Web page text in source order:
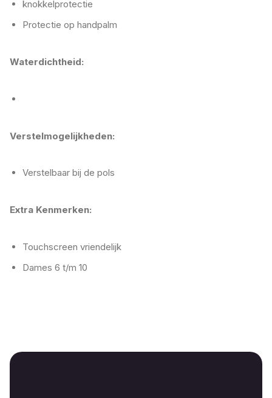
knokkelprotectie
Protectie op handpalm
Waterdichtheid:
Verstelmogelijkheden:
Verstelbaar bij de pols
Extra Kenmerken:
Touchscreen vriendelijk
Dames 6 t/m 10